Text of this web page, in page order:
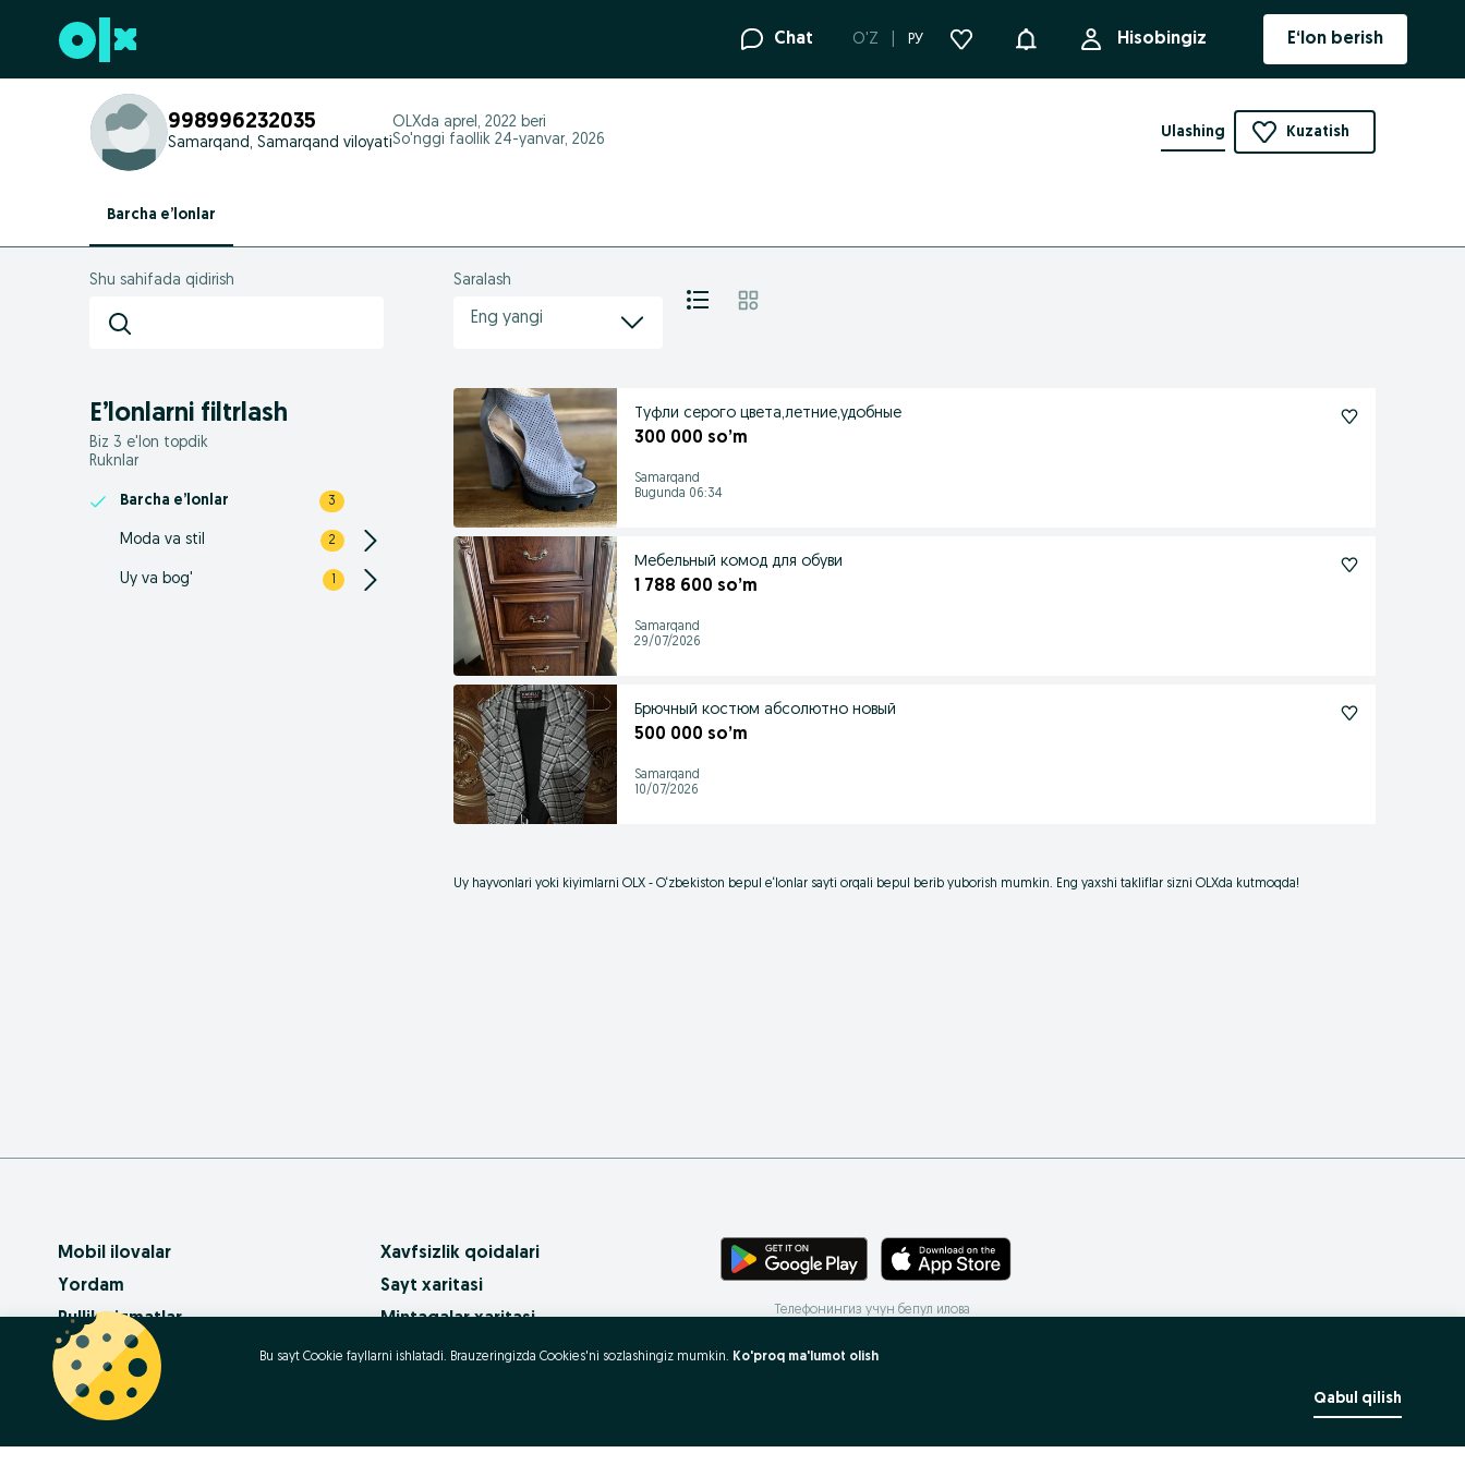
Futerga oʻtish Chat O'Z РУ Bildirishnoma Hisobingiz E‘lon berish
998996232035
Samarqand, Samarqand viloyati
OLXda aprel, 2022 beri
So'nggi faollik 24-yanvar, 2026
Kuzatish
Ulashing
Barcha e’lonlar
Shu sahifada qidirish
E’lonlarni filtrlash
Biz 3 e'lon topdik
Ruknlar
Barcha e’lonlar 3
Moda va stil 2
Uy va bog' 1
Saralash
Eng yangi
Туфли серого цвета,летние,удобные
300 000 so’m
Samarqand
Bugunda 06:34
Мебельный комод для обуви
1 788 600 so’m
Samarqand
29/07/2026
Брючный костюм абсолютно новый
500 000 so’m
Samarqand
10/07/2026
Uy hayvonlari yoki kiyimlarni OLX - O‘zbekiston bepul e‘lonlar sayti orqali bepul berib yuborish mumkin. Eng yaxshi takliflar sizni OLXda kutmoqda!
Mobil ilovalar
Yordam
Pullik xizmatlar
OLX da biznes
Foydalanish shartlari
Maxfiylik siyosati
Xavfsizlik qoidalari
Sayt xaritasi
Mintaqalar xaritasi
Biznes-sahifa xaritasi
Qanday sotib olish va sotish?
Телефонингиз учун бепул илова
Bu sayt Cookie fayllarni ishlatadi. Brauzeringizda Cookies'ni sozlashingiz mumkin. Ko'proq ma'lumot olish
Qabul qilish